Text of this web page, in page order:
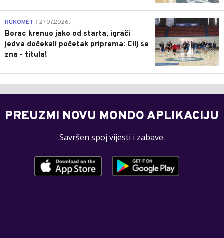
0
RUKOMET 27.07.2026.
Borac krenuo jako od starta, igrači
jedva dočekali početak priprema: Cilj se
zna - titula!
PREUZMI NOVU MONDO APLIKACIJU
Savršen spoj vijesti i zabave.